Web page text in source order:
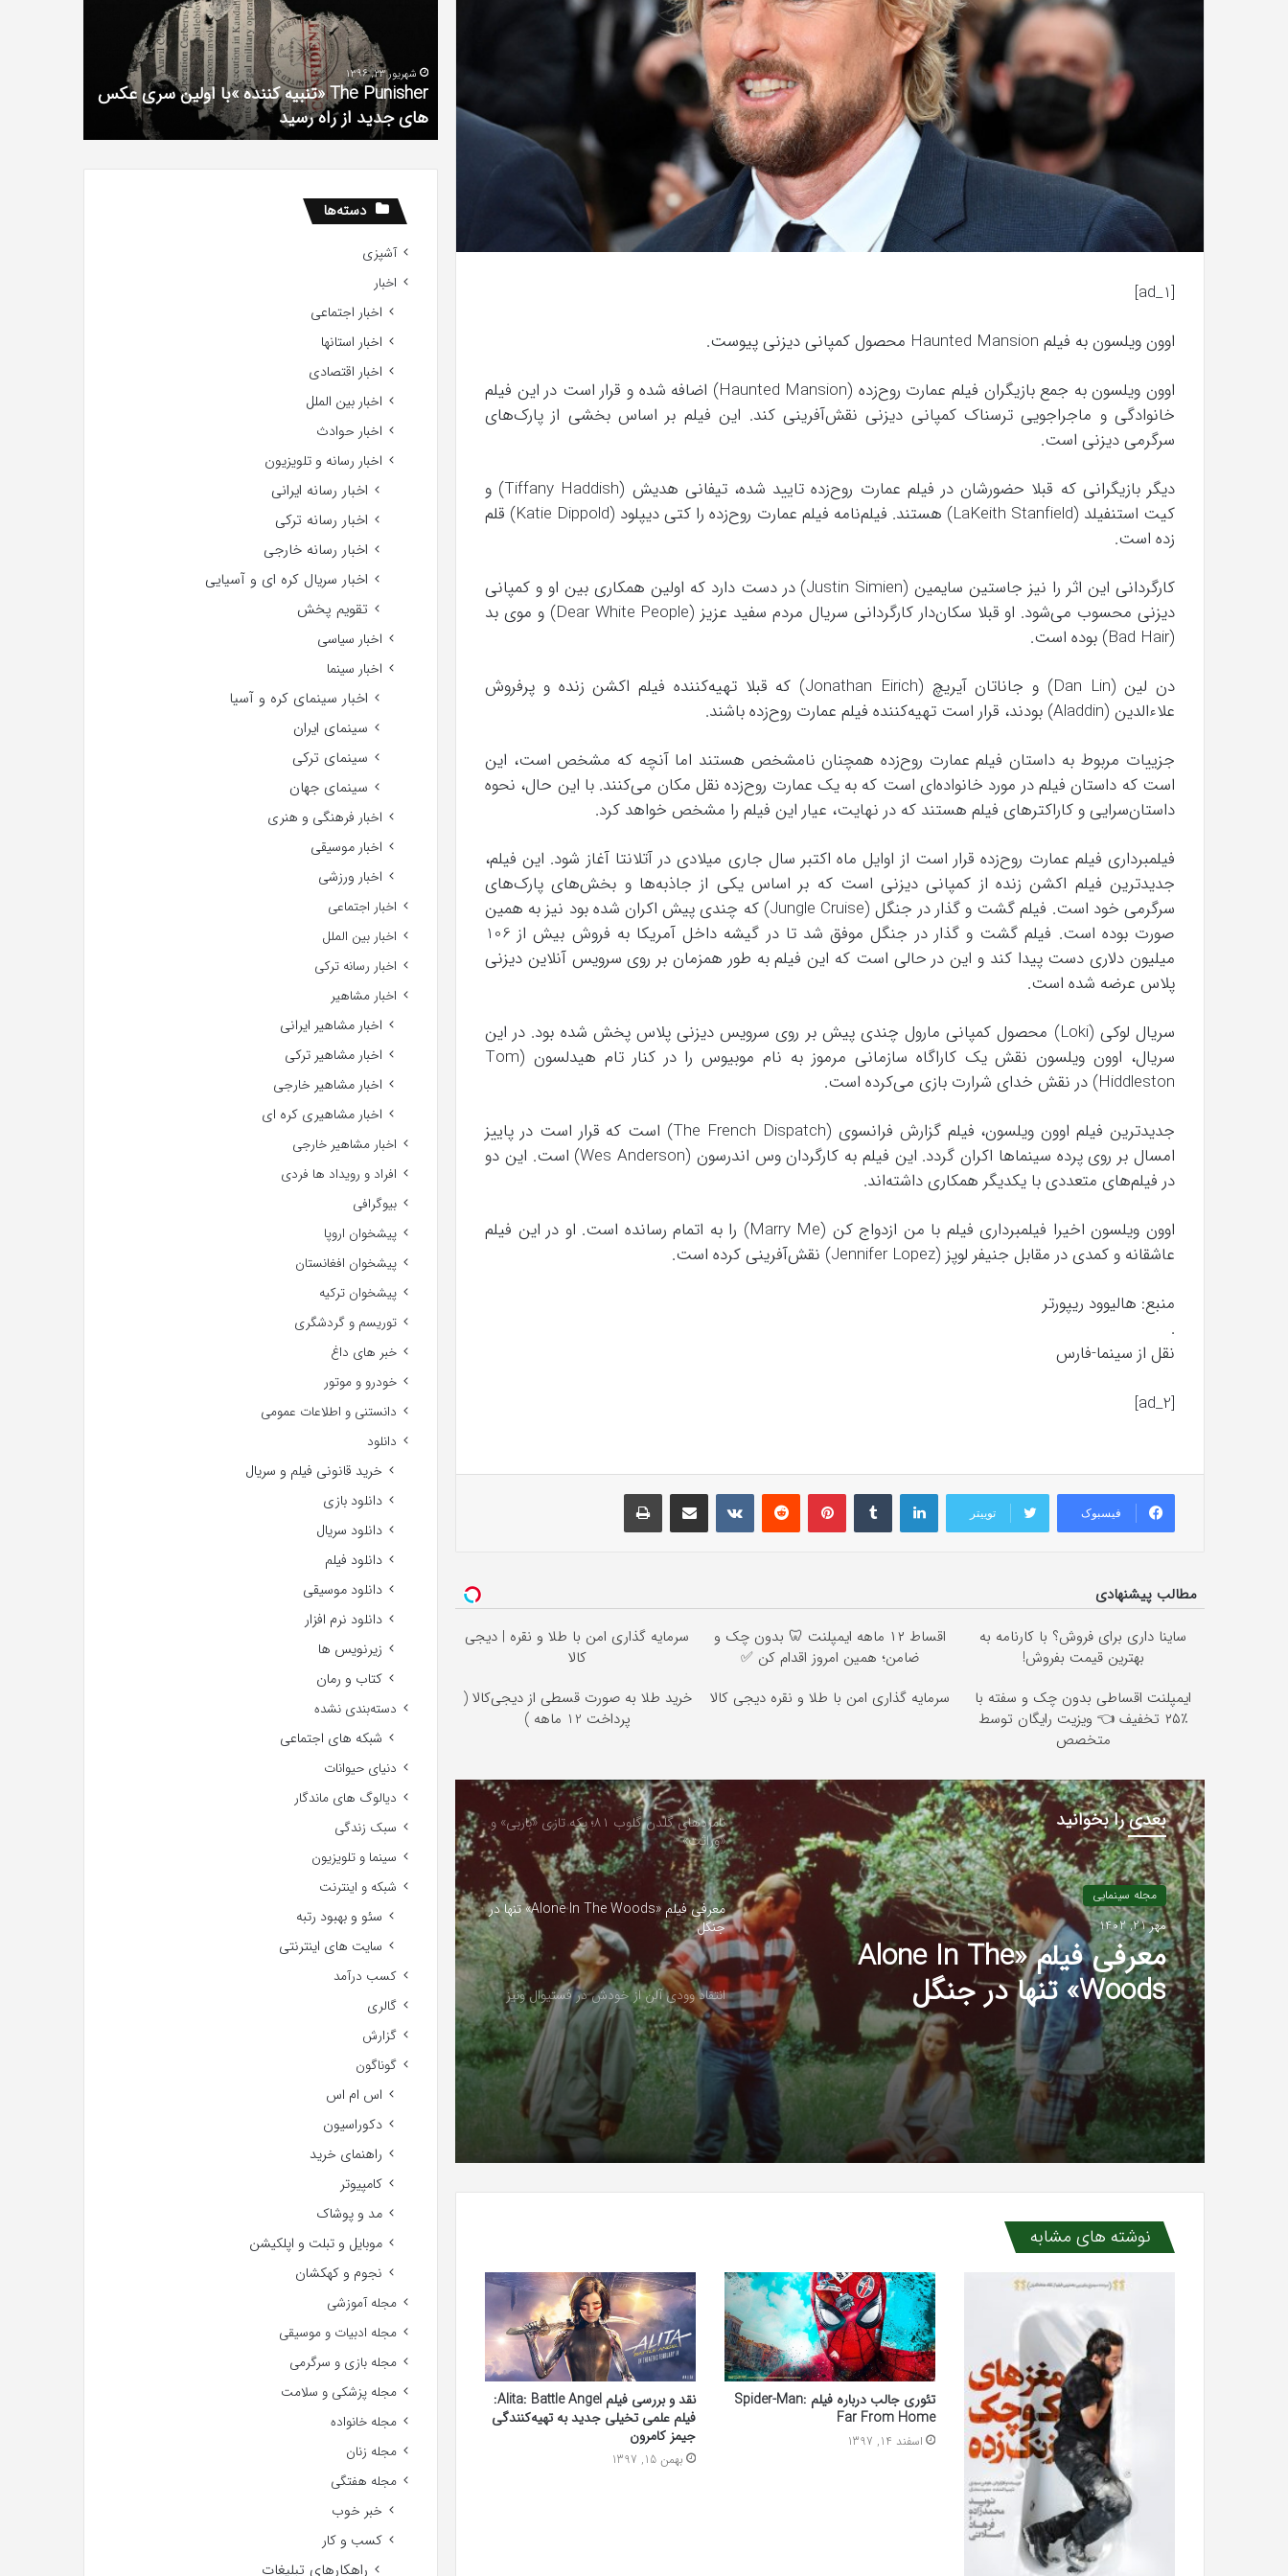
[ad_1]
اوون ویلسون به فیلم Haunted Mansion محصول کمپانی دیزنی پیوست.
اوون ویلسون به جمع بازیگران فیلم عمارت روح‌زده (Haunted Mansion) اضافه شده و قرار است در این فیلم
خانوادگی و ماجراجویی ترسناک کمپانی دیزنی نقش‌آفرینی کند. این فیلم بر اساس بخشی از پارک‌های
سرگرمی دیزنی است.
دیگر بازیگرانی که قبلا حضورشان در فیلم عمارت روح‌زده تایید شده، تیفانی هدیش (Tiffany Haddish) و
کیت استنفیلد (LaKeith Stanfield) هستند. فیلم‌نامه فیلم عمارت روح‌زده را کتی دیپلود (Katie Dippold) قلم
زده است.
کارگردانی این اثر را نیز جاستین سایمین (Justin Simien) در دست دارد که اولین همکاری بین او و کمپانی
دیزنی محسوب می‌شود. او قبلا سکان‌دار کارگردانی سریال مردم سفید عزیز (Dear White People) و موی بد
(Bad Hair) بوده است.
دن لین (Dan Lin) و جاناتان آیریچ (Jonathan Eirich) که قبلا تهیه‌کننده فیلم اکشن زنده و پرفروش
علاءالدین (Aladdin) بودند، قرار است تهیه‌کننده فیلم عمارت روح‎‌زده باشند.
جزییات مربوط به داستان فیلم عمارت روح‌زده همچنان نامشخص هستند اما آنچه که مشخص است، این
است که داستان فیلم در مورد خانواده‌ای است که به یک عمارت روح‌زده نقل مکان می‌کنند. با این حال، نحوه
داستان‌سرایی و کاراکترهای فیلم هستند که در نهایت، عیار این فیلم را مشخص خواهد کرد.
فیلمبرداری فیلم عمارت روح‌زده قرار است از اوایل ماه اکتبر سال جاری میلادی در آتلانتا آغاز شود. این فیلم،
جدیدترین فیلم اکشن زنده از کمپانی دیزنی است که بر اساس یکی از جاذبه‌ها و بخش‌های پارک‌های
سرگرمی خود است. فیلم گشت و گذار در جنگل (Jungle Cruise) که چندی پیش اکران شده بود نیز به همین
صورت بوده است. فیلم گشت و گذار در جنگل موفق شد تا در گیشه داخل آمریکا به فروش بیش از 106
میلیون دلاری دست پیدا کند و این در حالی است که این فیلم به طور همزمان بر روی سرویس آنلاین دیزنی
پلاس عرضه شده است.
سریال لوکی (Loki) محصول کمپانی مارول چندی پیش بر روی سرویس دیزنی پلاس پخش شده بود. در این
سریال، اوون ویلسون نقش یک کاراگاه سازمانی مرموز به نام موبیوس را در کنار تام هیدلسون (Tom
Hiddleston) در نقش خدای شرارت بازی می‌کرده است.
جدیدترین فیلم اوون ویلسون، فیلم گزارش فرانسوی (The French Dispatch) است که قرار است در پاییز
امسال بر روی پرده سینماها اکران گردد. این فیلم به کارگردان وس اندرسون (Wes Anderson) است. این دو
در فیلم‌های متعددی با یکدیگر همکاری داشته‌اند.
اوون ویلسون اخیرا فیلمبرداری فیلم با من ازدواج کن (Marry Me) را به اتمام رسانده است. او در این فیلم
عاشقانه و کمدی در مقابل جنیفر لوپز (Jennifer Lopez) نقش‌آفرینی کرده است.
منبع: هالیوود ریپورتر
.
نقل از سینما-فارس
[ad_2]
فیسبوک توییتر
لینکداینتامبلر پینتریستReddit
VKontakteاشتراک گذاری با ایمیل چاپ
مطالب پیشنهادی
ساینا داری برای فروش؟ با کارنامه به
بهترین قیمت بفروش!
اقساط ۱۲ ماهه ایمپلنت 🦷 بدون چک و
ضامن؛ همین امروز اقدام کن ✅
سرمایه گذاری امن با طلا و نقره | دیجی
کالا
ایمپلنت اقساطی بدون چک و سفته با
٪۲۵ تخفیف 👈 ویزیت رایگان توسط
متخصص
سرمایه گذاری امن با طلا و نقره دیجی کالا
خرید طلا به صورت قسطی از دیجی‌کالا (
پرداخت 12 ماهه )
بعدی را بخوانید
مجله سینمایی
مهر 21, 1402
معرفی فیلم «Alone In The
Woods» تنها در جنگل
نامزدهای گلدن گلوب ۸۱؛ یکه تازی «باربی» و
«وراثت»
معرفی فیلم «Alone In The Woods» تنها در
جنگل
انتقاد وودی آلن از خودش در فستیوال ونیز
نوشته های مشابه
تئوری جالب درباره فیلم Spider-Man:
Far From Home
اسفند 14, 1397
نقد و بررسی فیلم Alita: Battle Angel:
فیلم علمی تخیلی جدید به تهیه‌کنندگی
جیمز کامرون
بهمن 15, 1397
حیوانات
تیر 13, 1397
رابطه جنسی این دختر با حیوانات وحشی !
که
“فروزن
2”
موفق
خواهد
بود.
آذر 23, 1398
خواهد بود.
عکس
های
جدید
از
شهریور 23, 1396
The Punisher «تنبیه کننده »با اولین سری عکس
های جدید از راه رسید
دسته‌ها
آشپزی
اخبار
اخبار اجتماعی
اخبار استانها
اخبار اقتصادی
اخبار بین الملل
اخبار حوادث
اخبار رسانه و تلویزیون
اخبار رسانه ایرانی
اخبار رسانه ترکی
اخبار رسانه خارجی
اخبار سریال کره ای و آسیایی
تقویم پخش
اخبار سیاسی
اخبار سینما
اخبار سینمای کره و آسیا
سینمای ایران
سینمای ترکی
سینمای جهان
اخبار فرهنگی و هنری
اخبار موسیقی
اخبار ورزشی
اخبار اجتماعی
اخبار بین الملل
اخبار رسانه ترکی
اخبار مشاهیر
اخبار مشاهیر ایرانی
اخبار مشاهیر ترکی
اخبار مشاهیر خارجی
اخبار مشاهیری کره ای
اخبار مشاهیر خارجی
افراد و رویداد ها فردی
بیوگرافی
پیشخوان اروپا
پیشخوان افغانستان
پیشخوان ترکیه
توریسم و گردشگری
خبر های داغ
خودرو و موتور
دانستنی و اطلاعات عمومی
دانلود
خرید قانونی فیلم و سریال
دانلود بازی
دانلود سریال
دانلود فیلم
دانلود موسیقی
دانلود نرم افزار
زیرنویس ها
کتاب و رمان
دسته‌بندی نشده
شبکه های اجتماعی
دنیای حیوانات
دیالوگ های ماندگار
سبک زندگی
سینما و تلویزیون
شبکه و اینترنت
سئو و بهبود رتبه
سایت های اینترنتی
کسب درآمد
گالری
گزارش
گوناگون
اس ام اس
دکوراسیون
راهنمای خرید
کامپیوتر
مد و پوشاک
موبایل و تبلت و اپلکیشن
نجوم و کهکشان
مجله آموزشی
مجله ادبیات و موسیقی
مجله بازی و سرگرمی
مجله پزشکی و سلامت
مجله خانواده
مجله زنان
مجله هفتگی
خبر خوب
کسب و کار
راهکارهای تبلیغات